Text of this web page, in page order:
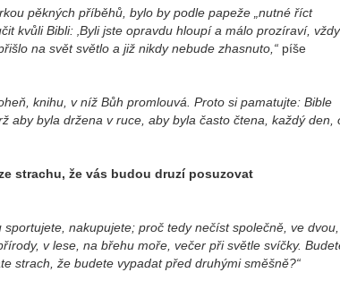
pěkných příběhů, bylo by podle papeže „nutné říct
kvůli Bibli: ‚Byli jste opravdu hloupí a málo prozíraví,
na svět světlo a již nikdy nebude zhasnuto,“ píše
knihu, v níž Bůh promlouvá. Proto si pamatujte: Bible
aby byla držena v ruce, aby byla často čtena, každý den,
strachu, že vás budou druzí posuzovat
sportujete, nakupujete; proč tedy nečíst společně, ve dvou,
v lese, na břehu moře, večer při světle svíčky.
strach, že budete vypadat před druhými směšně?“